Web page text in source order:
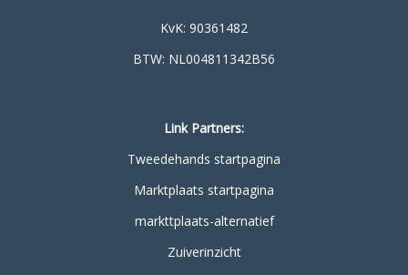
KvK: 90361482
BTW: NL004811342B56
Link Partners:
Tweedehands startpagina
Marktplaats startpagina
markttplaats-alternatief
Zuiverinzicht